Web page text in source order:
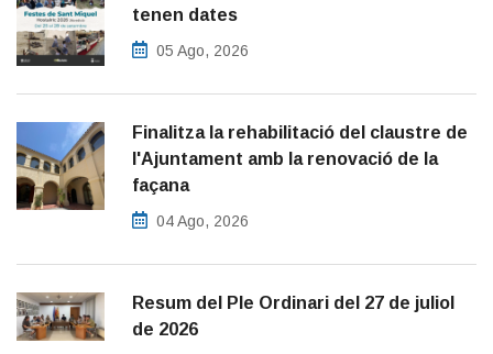
tenen dates
05 Ago, 2026
Finalitza la rehabilitació del claustre de
l'Ajuntament amb la renovació de la
façana
04 Ago, 2026
Resum del Ple Ordinari del 27 de juliol
de 2026